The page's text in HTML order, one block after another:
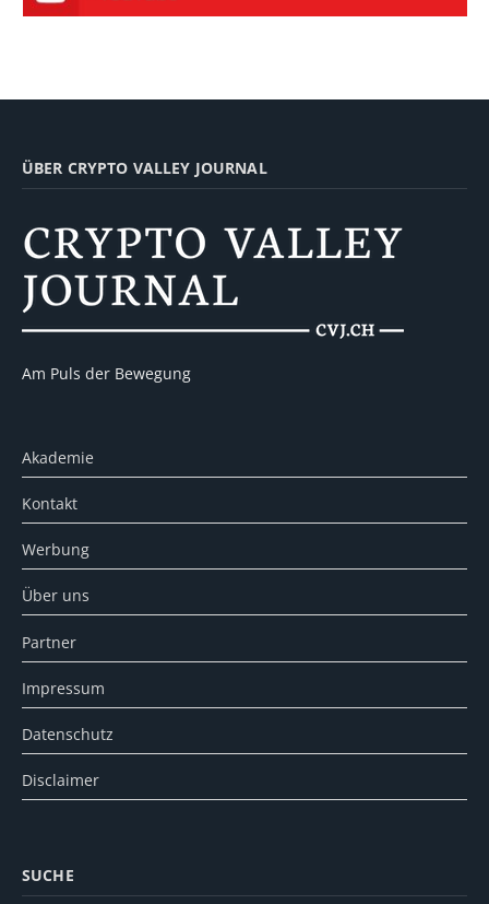
ÜBER CRYPTO VALLEY JOURNAL
Am Puls der Bewegung
Akademie
Kontakt
Werbung
Über uns
Partner
Impressum
Datenschutz
Disclaimer
SUCHE